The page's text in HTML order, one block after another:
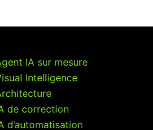
IA sur mesure
Intelligence
de correction
d’automatisation